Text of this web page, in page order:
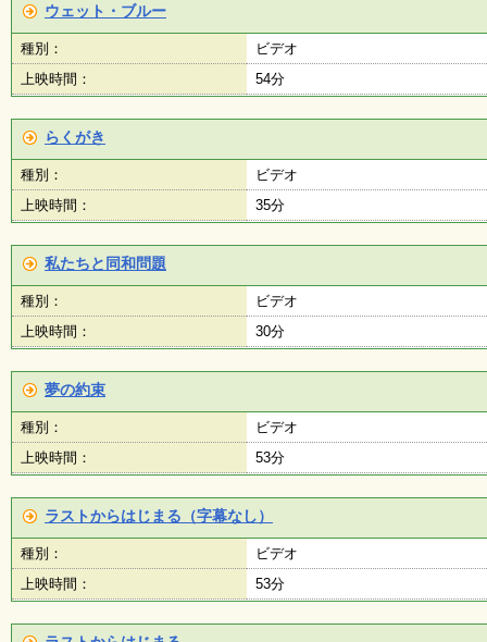
ウェット・ブルー
種別：
ビデオ
上映時間：
54分
らくがき
種別：
ビデオ
上映時間：
35分
私たちと同和問題
種別：
ビデオ
上映時間：
30分
夢の約束
種別：
ビデオ
上映時間：
53分
ラストからはじまる（字幕なし）
種別：
ビデオ
上映時間：
53分